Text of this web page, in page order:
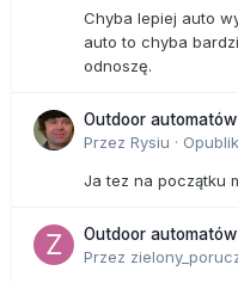
Chyba lepiej auto
auto to chyba
odnoszę.
Outdoor
Przez Rysiu ·
Ja tez na początku
Outdoor
Przez